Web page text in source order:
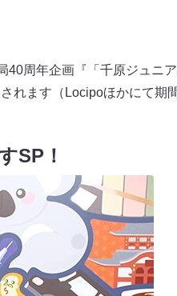
周年企画『「千原ジュニ
れます（Locipoほかにて期
SP！